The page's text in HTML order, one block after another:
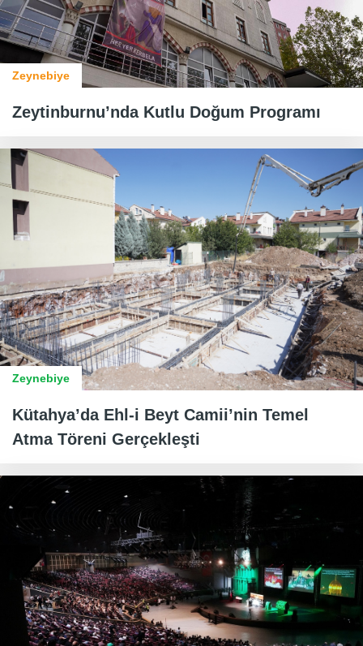
Zeynebiye
Zeytinburnu’nda Kutlu Doğum Programı
Zeynebiye
Kütahya’da Ehl-i Beyt Camii’nin Temel
Atma Töreni Gerçekleşti